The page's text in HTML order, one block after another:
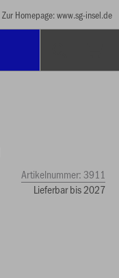
Zur Homepage: www.sg-insel.de
Artikelnummer:3911
Lieferbar bis 2027